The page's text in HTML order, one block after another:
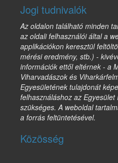
Jogi tudnivalók
Az oldalon található minden
az oldali felhasználói által a
applikációkon keresztül
mérési eredmény, stb.) -
információk ettől eltérnek - a
Viharvadászok és
Egyesületének tulajdonát
felhasználáshoz az
szükséges. A weboldal
a forrás feltüntetésével.
Közösség